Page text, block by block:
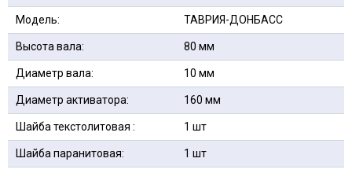
Модель: ТАВРИЯ-ДОНБАСС
Высота вала: 80 мм
Диаметр вала: 10 мм
Диаметр активатора: 160 мм
Шайба текстолитовая : 1 шт
Шайба паранитовая: 1 шт